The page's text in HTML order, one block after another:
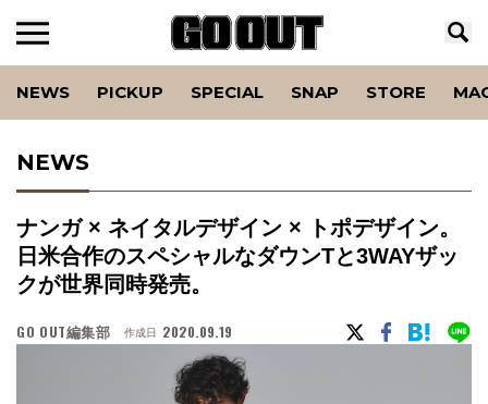
NEWS PICKUP SPECIAL SNAP STORE
NEWS
ナンガ × ネイタルデザイン × トポデザイン。
日米合作のスペシャルなダウンTと3WAYザッ
クが世界同時発売。
GO OUT編集部 作成日 2020.09.19